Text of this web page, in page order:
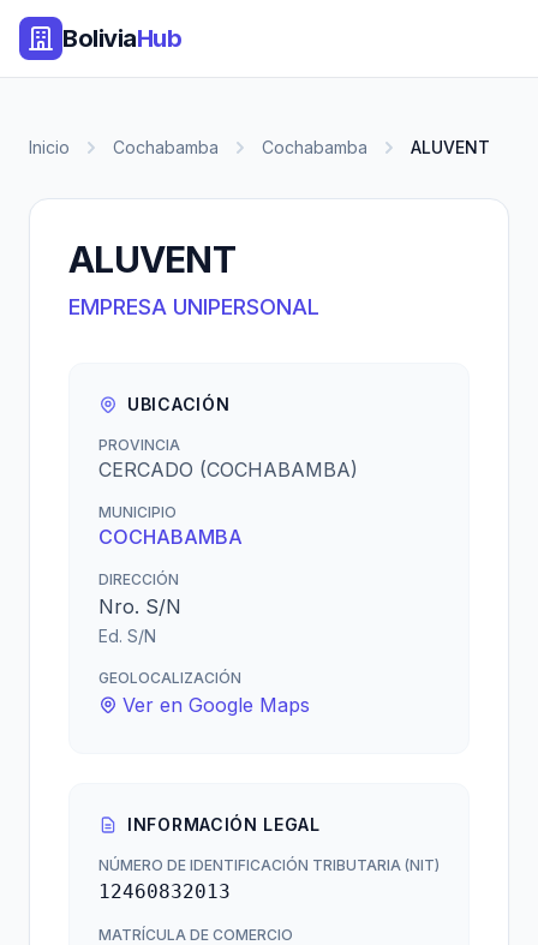
BoliviaHub
Inicio Cochabamba Cochabamba ALUVENT
ALUVENT
EMPRESA UNIPERSONAL
UBICACIÓN
PROVINCIA
CERCADO (COCHABAMBA)
MUNICIPIO
COCHABAMBA
DIRECCIÓN
Nro. S/N
Ed. S/N
GEOLOCALIZACIÓN
Ver en Google Maps
INFORMACIÓN LEGAL
NÚMERO DE IDENTIFICACIÓN TRIBUTARIA (NIT)
12460832013
MATRÍCULA DE COMERCIO